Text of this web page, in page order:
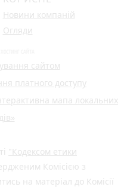
Новини компаній
Огляди
сайтом
платного доступу
мапа локальних
"Кодексом етики
Комісією з
на матеріал до Комісії